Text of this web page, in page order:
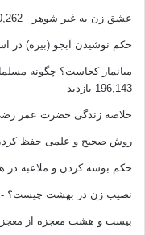
عشق زن به غیر شوهر - 280,262 بازدید
حکم نوشیدن آبجو (بیره) در
میانمار کجاست؟ چگونه
196,143 بازدید
خلاصه زندگی حضرت عمر رضی
روش صحیح و علمی حفظ
حکم بوسه کردن و ملاعبه در
نصیب زن در بهشت چیست؟ - 152,964 بازدید
بیست و هشت معجزه از